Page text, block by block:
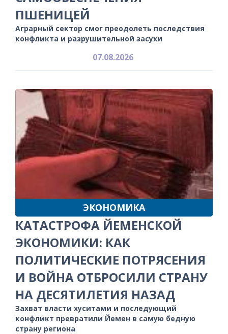
ПШЕНИЦЕЙ
Аграрный сектор смог преодолеть последствия
конфликта и разрушительной засухи
07.08.2026
ЭКОНОМИКА
КАТАСТРОФА ЙЕМЕНСКОЙ
ЭКОНОМИКИ: КАК
ПОЛИТИЧЕСКИЕ ПОТРЯСЕНИЯ
И ВОЙНА ОТБРОСИЛИ СТРАНУ
НА ДЕСЯТИЛЕТИЯ НАЗАД
Захват власти хуситами и последующий
конфликт превратили Йемен в самую бедную
страну региона